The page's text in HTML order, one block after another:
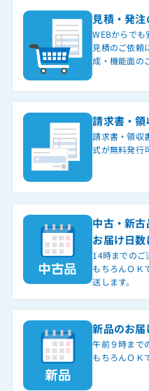
見積・発
WEBからでも
見積のご依頼
成・機能面の
請求書・
請求書・領収
式が無料発行
中古・新古
お届け日
14時までのご
もちろんＯＫ
送します。
新品のお
午前９時まで
もちろんＯＫ